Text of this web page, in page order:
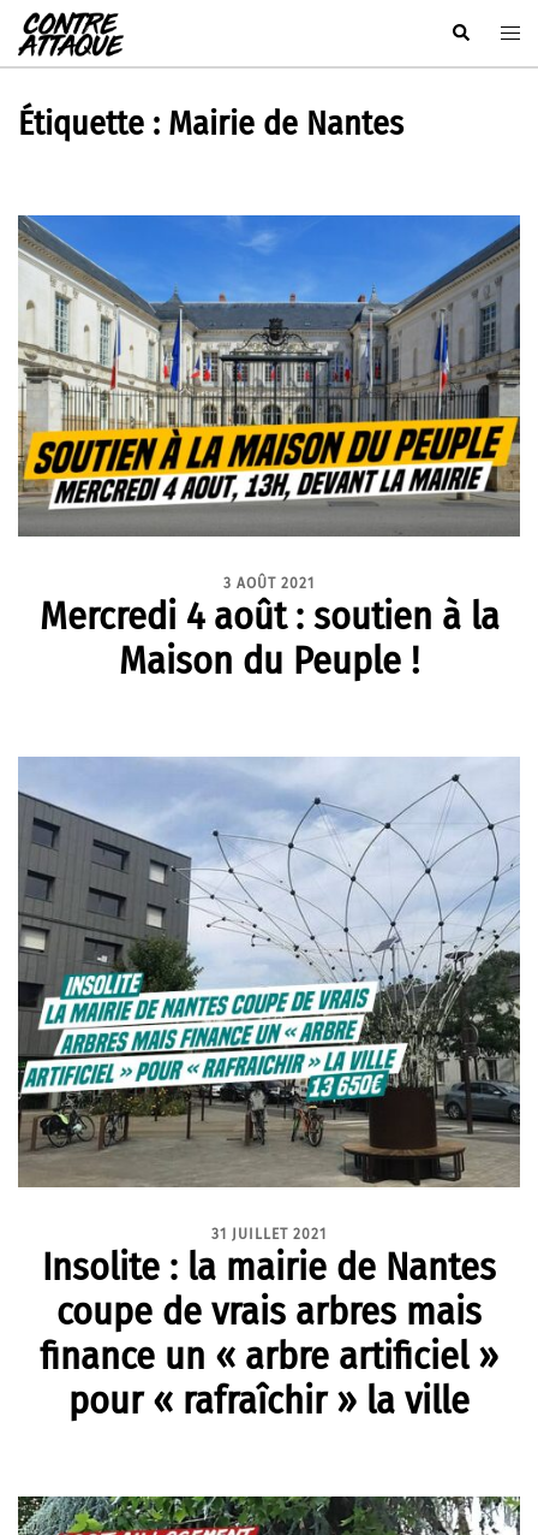
Aller
au
contenu
Rechercher
Étiquette : Mairie de Nantes
3 AOÛT 2021
Mercredi 4 août : soutien à la
Maison du Peuple !
31 JUILLET 2021
Insolite : la mairie de Nantes
coupe de vrais arbres mais
finance un « arbre artificiel »
pour « rafraîchir » la ville